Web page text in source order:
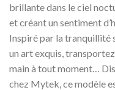
brillante dans le ciel
et créant un sentiment
Inspiré par la tranquillité
un art exquis,
main à tout moment…
chez Mytek, ce modèle